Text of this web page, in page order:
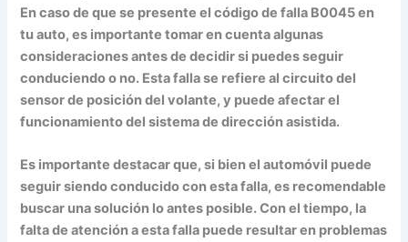
En caso de que se presente el código de falla B0045 en
tu auto, es importante tomar en cuenta algunas
consideraciones antes de decidir si puedes seguir
conduciendo o no. Esta falla se refiere al circuito del
sensor de posición del volante, y puede afectar el
funcionamiento del sistema de dirección asistida.
Es importante destacar que, si bien el automóvil puede
seguir siendo conducido con esta falla, es recomendable
buscar una solución lo antes posible. Con el tiempo, la
falta de atención a esta falla puede resultar en problemas